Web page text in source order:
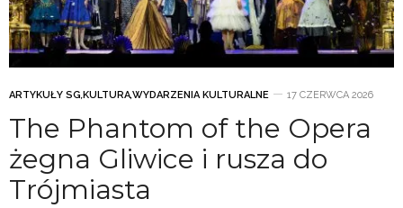
ARTYKUŁY SG,KULTURA,WYDARZENIA KULTURALNE 17 CZERWCA 2026
The Phantom of the Opera
żegna Gliwice i rusza do
Trójmiasta